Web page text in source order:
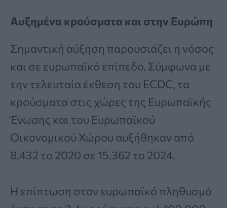
Αυξημένα κρούσματα και στην Ευρώπη
Σημαντική αύξηση παρουσιάζει η νόσος
και σε ευρωπαϊκό επίπεδο. Σύμφωνα με
την τελευταία έκθεση του ECDC, τα
κρούσματα στις χώρες της Ευρωπαϊκής
Ένωσης και του Ευρωπαϊκού
Οικονομικού Χώρου αυξήθηκαν από
8.432 το 2020 σε 15.362 το 2024.
Η επίπτωση στον ευρωπαϊκό πληθυσμό